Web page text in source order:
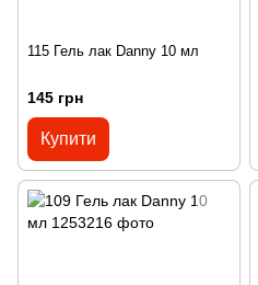
115 Гель лак Danny 10 мл
145 грн
Купити